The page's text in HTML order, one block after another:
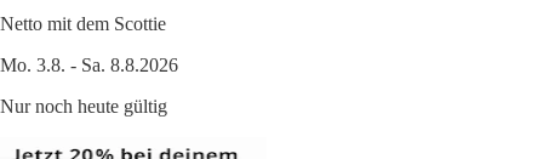
Netto mit dem Scottie
Mo. 3.8. - Sa. 8.8.2026
Nur noch heute gültig